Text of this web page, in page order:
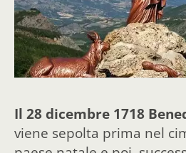
Il 28 dicembre 1718
viene sepolta prima nel